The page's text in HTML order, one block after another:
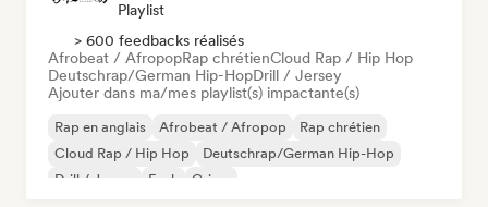
Playlist
> 600 feedbacks réalisés
Afrobeat / AfropopRap chrétienCloud Rap / Hip Hop
Deutschrap/German Hip-HopDrill / Jersey
Ajouter dans ma/mes playlist(s) impactante(s)
Rap en anglais Afrobeat / Afropop
Rap chrétien
Cloud Rap / Hip Hop
Deutschrap/German Hip-Hop
Drill / Jersey
Funk Grime